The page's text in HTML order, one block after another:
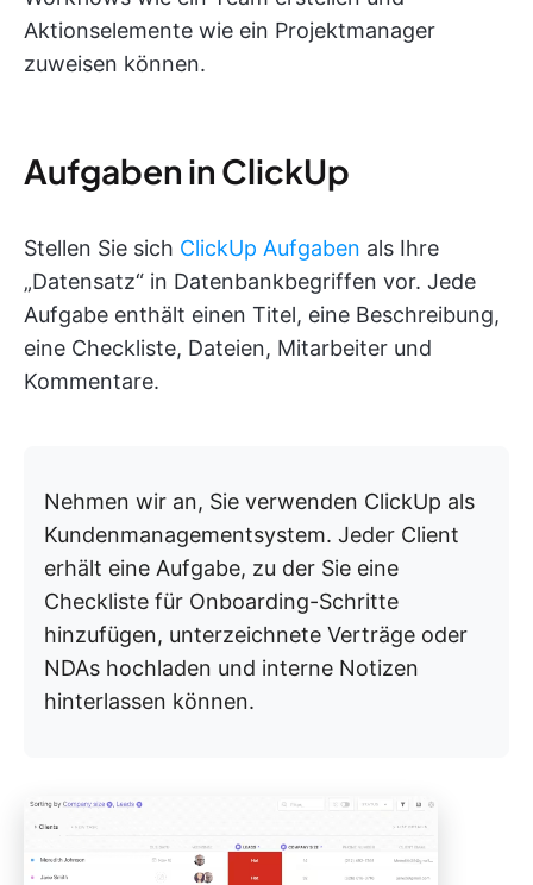
Aktionselemente wie ein Projektmanager
zuweisen können.
Aufgaben in ClickUp
Stellen Sie sich ClickUp Aufgaben als Ihre
„Datensatz“ in Datenbankbegriffen vor. Jede
Aufgabe enthält einen Titel, eine Beschreibung,
eine Checkliste, Dateien, Mitarbeiter und
Kommentare.
Nehmen wir an, Sie verwenden ClickUp als
Kundenmanagementsystem. Jeder Client
erhält eine Aufgabe, zu der Sie eine
Checkliste für Onboarding-Schritte
hinzufügen, unterzeichnete Verträge oder
NDAs hochladen und interne Notizen
hinterlassen können.